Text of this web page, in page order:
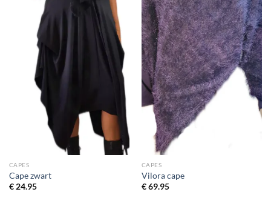
CAPES
Cape zwart
€24.95
CAPES
Vilora cape
€69.95